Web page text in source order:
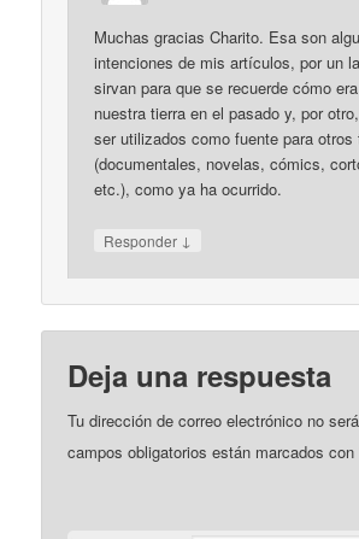
Muchas gracias Charito. Esa son
intenciones de mis artículos, por un
sirvan para que se recuerde cómo
nuestra tierra en el pasado y, por
ser utilizados como fuente para otros
(documentales, novelas, cómics,
etc.), como ya ha ocurrido.
Responder ↓
Deja una respuesta
Tu dirección de correo electrónico no
campos obligatorios están marcados con